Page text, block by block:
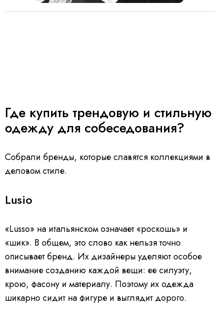
Где купить трендовую и стильную
одежду для собеседования?
Собрали бренды, которые славятся коллекциями в
деловом стиле.
Lusio
«Lusso» на итальянском означает «роскошь» и
«шик». В общем, это слово как нельзя точно
описывает бренд. Их дизайнеры уделяют особое
внимание созданию каждой вещи: ее силуэту,
крою, фасону и материалу. Поэтому их одежда
шикарно сидит на фигуре и выглядит дорого.